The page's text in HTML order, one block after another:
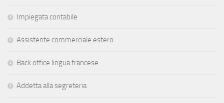
Impiegata contabile
Assistente commerciale estero
Back office lingua francese
Addetta alla segreteria